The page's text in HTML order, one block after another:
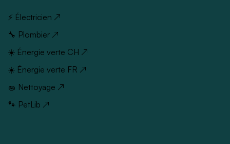
⚡ Électricien ↗
🔧 Plombier ↗
☀️ Énergie verte CH ↗
☀️ Énergie verte FR ↗
🧽 Nettoyage ↗
🐾 PetLib ↗